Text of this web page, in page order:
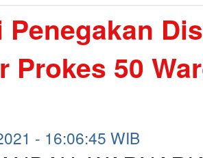
Penegakan
Prokes 50
- 16:06:45 WIB